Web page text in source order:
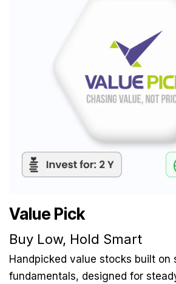
Value Pick
​​Buy Low, Hold Smart
Handpicked value stocks built on
fundamentals, designed for